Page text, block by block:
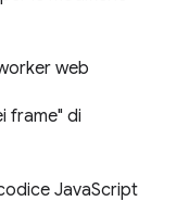
web
frame" di
JavaScript